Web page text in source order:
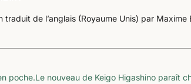
traduit de l’anglais (Royaume Unis) par
poche.Le nouveau de Keigo Higashino paraît